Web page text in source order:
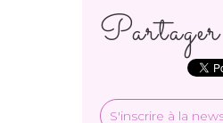
S'inscrire à la